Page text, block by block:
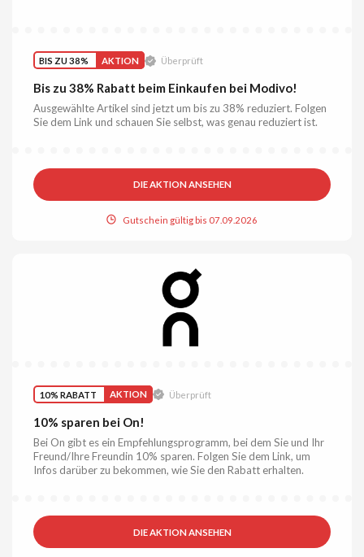
BIS ZU 38% AKTION Überprüft
Bis zu 38% Rabatt beim Einkaufen bei Modivo!
Ausgewählte Artikel sind jetzt um bis zu 38% reduziert. Folgen
Sie dem Link und schauen Sie selbst, was genau reduziert ist.
DIE AKTION ANSEHEN
Gutschein gültig bis 07.09.2026
10% RABATT AKTION Überprüft
10% sparen bei On!
Bei On gibt es ein Empfehlungsprogramm, bei dem Sie und Ihr
Freund/Ihre Freundin 10% sparen. Folgen Sie dem Link, um
Infos darüber zu bekommen, wie Sie den Rabatt erhalten.
DIE AKTION ANSEHEN